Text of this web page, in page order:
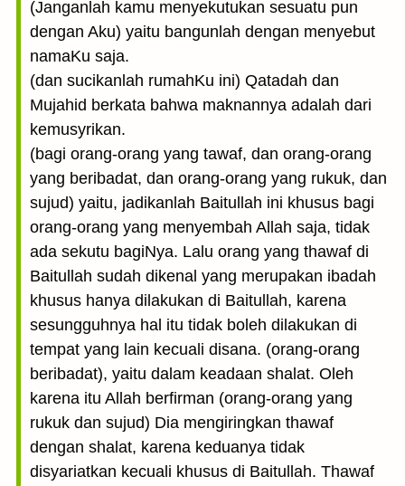
(Janganlah kamu menyekutukan sesuatu pun
dengan Aku) yaitu bangunlah dengan menyebut
namaKu saja.
(dan sucikanlah rumahKu ini) Qatadah dan
Mujahid berkata bahwa maknannya adalah dari
kemusyrikan.
(bagi orang-orang yang tawaf, dan orang-orang
yang beribadat, dan orang-orang yang rukuk, dan
sujud) yaitu, jadikanlah Baitullah ini khusus bagi
orang-orang yang menyembah Allah saja, tidak
ada sekutu bagiNya. Lalu orang yang thawaf di
Baitullah sudah dikenal yang merupakan ibadah
khusus hanya dilakukan di Baitullah, karena
sesungguhnya hal itu tidak boleh dilakukan di
tempat yang lain kecuali disana. (orang-orang
beribadat), yaitu dalam keadaan shalat. Oleh
karena itu Allah berfirman (orang-orang yang
rukuk dan sujud) Dia mengiringkan thawaf
dengan shalat, karena keduanya tidak
disyariatkan kecuali khusus di Baitullah. Thawaf